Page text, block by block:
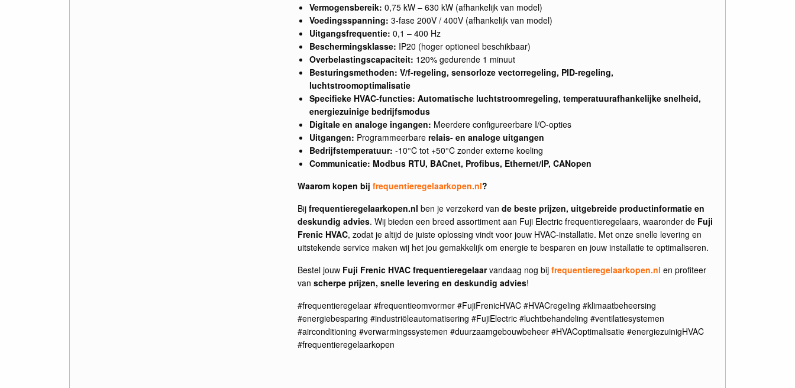
Vermogensbereik: 0,75 kW – 630 kW (afhankelijk van model)
Voedingsspanning: 3-fase 200V / 400V (afhankelijk van model)
Uitgangsfrequentie: 0,1 – 400 Hz
Beschermingsklasse: IP20 (hoger optioneel beschikbaar)
Overbelastingscapaciteit: 120% gedurende 1 minuut
Besturingsmethoden: V/f-regeling, sensorloze vectorregeling, PID-regeling,
luchtstroomoptimalisatie
Specifieke HVAC-functies: Automatische luchtstroomregeling, temperatuurafhankelijke snelheid,
energiezuinige bedrijfsmodus
Digitale en analoge ingangen: Meerdere configureerbare I/O-opties
Uitgangen: Programmeerbare relais- en analoge uitgangen
Bedrijfstemperatuur: -10°C tot +50°C zonder externe koeling
Communicatie: Modbus RTU, BACnet, Profibus, Ethernet/IP, CANopen
Waarom kopen bij frequentieregelaarkopen.nl?
Bij frequentieregelaarkopen.nl ben je verzekerd van de beste prijzen, uitgebreide productinformatie en
deskundig advies. Wij bieden een breed assortiment aan Fuji Electric frequentieregelaars, waaronder de Fuji
Frenic HVAC, zodat je altijd de juiste oplossing vindt voor jouw HVAC-installatie. Met onze snelle levering en
uitstekende service maken wij het jou gemakkelijk om energie te besparen en jouw installatie te optimaliseren.
Bestel jouw Fuji Frenic HVAC frequentieregelaarvandaag nog bij frequentieregelaarkopen.nl en profiteer
van scherpe prijzen, snelle levering en deskundig advies!
#frequentieregelaar #frequentieomvormer #FujiFrenicHVAC #HVACregeling #klimaatbeheersing
#energiebesparing #industriëleautomatisering #FujiElectric #luchtbehandeling #ventilatiesystemen
#airconditioning #verwarmingssystemen #duurzaamgebouwbeheer #HVACoptimalisatie #energiezuinigHVAC
#frequentieregelaarkopen